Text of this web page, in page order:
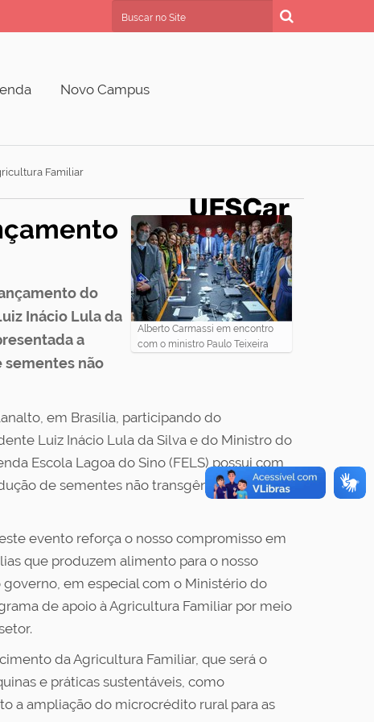
Busca Avançada…
Novo Campus
Familiar
Alberto Carmassi em encontro
com o ministro Paulo Teixeira
do
Inácio Lula da
a
sementes não
em Brasília, participando do
Luiz Inácio Lula da Silva e do Ministro do
Escola Lagoa do Sino (FELS) possui com
de sementes não transgênicas
evento reforça o nosso compromisso em
que produzem alimento para o nosso
em especial com o Ministério do
de apoio à Agricultura Familiar por meio
da Agricultura Familiar, que será o
e práticas sustentáveis, como
a ampliação do microcrédito rural para as